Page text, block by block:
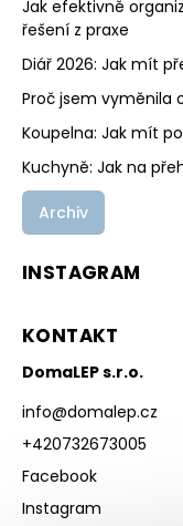
Jak efektivně
řešení z praxe
Diář 2026: Jak mít
Proč jsem vyměnila
Koupelna: Jak mít
Kuchyně: Jak na
Archiv
INSTAGRAM
KONTAKT
DomaLEP s.r.o.
info@domalep.cz
+420732673005
Facebook
Instagram